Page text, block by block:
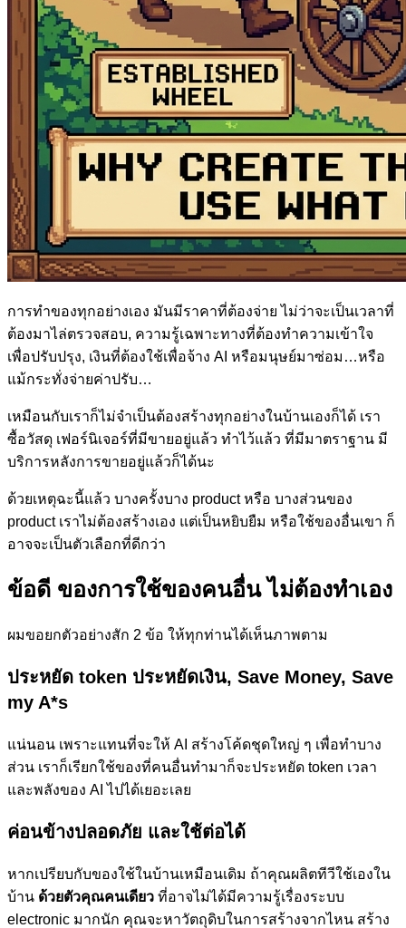
การทำของทุกอย่างเอง มันมีราคาที่ต้องจ่าย ไม่ว่าจะเป็นเวลาที่
ต้องมาไล่ตรวจสอบ, ความรู้เฉพาะทางที่ต้องทำความเข้าใจ
เพื่อปรับปรุง, เงินที่ต้องใช้เพื่อจ้าง AI หรือมนุษย์มาซ่อม…หรือ
แม้กระทั่งจ่ายค่าปรับ…
เหมือนกับเราก็ไม่จำเป็นต้องสร้างทุกอย่างในบ้านเองก็ได้ เรา
ซื้อวัสดุ เฟอร์นิเจอร์ที่มีขายอยู่แล้ว ทำไว้แล้ว ที่มีมาตราฐาน มี
บริการหลังการขายอยู่แล้วก็ได้นะ
ด้วยเหตุฉะนี้แล้ว บางครั้งบาง product หรือ บางส่วนของ
product เราไม่ต้องสร้างเอง แต่เป็นหยิบยืม หรือใช้ของอื่นเขา ก็
อาจจะเป็นตัวเลือกที่ดีกว่า
ข้อดี ของการใช้ของคนอื่น ไม่ต้องทำเอง
ผมขอยกตัวอย่างสัก 2 ข้อ ให้ทุกท่านได้เห็นภาพตาม
ประหยัด token ประหยัดเงิน, Save Money, Save
my A*s
แน่นอน เพราะแทนที่จะให้ AI สร้างโค้ดชุดใหญ่ ๆ เพื่อทำบาง
ส่วน เราก็เรียกใช้ของที่คนอื่นทำมาก็จะประหยัด token เวลา
และพลังของ AI ไปได้เยอะเลย
ค่อนข้างปลอดภัย และใช้ต่อได้
หากเปรียบกับของใช้ในบ้านเหมือนเดิม ถ้าคุณผลิตทีวีใช้เองใน
บ้าน ด้วยตัวคุณคนเดียว ที่อาจไม่ได้มีความรู้เรื่องระบบ
electronic มากนัก คุณจะหาวัตถุดิบในการสร้างจากไหน สร้าง